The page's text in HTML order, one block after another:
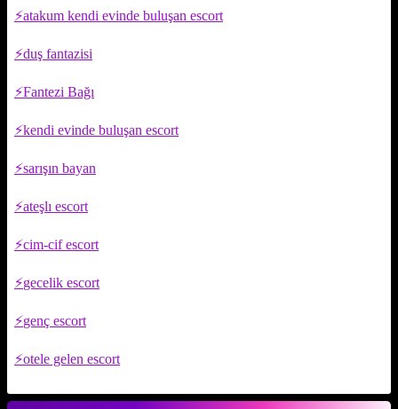
atakum kendi evinde buluşan escort
duş fantazisi
Fantezi Bağı
kendi evinde buluşan escort
sarışın bayan
ateşlı escort
cim-cif escort
gecelik escort
genç escort
otele gelen escort